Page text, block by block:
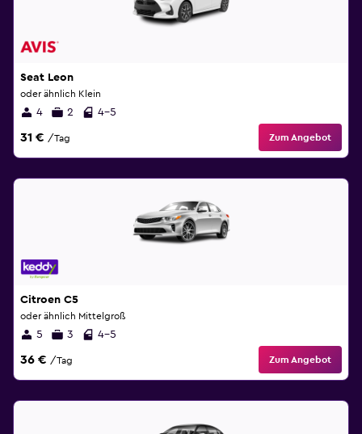
Seat Leon
oder ähnlich Klein
4 2 4-5
31 € /Tag Zum Angebot
Citroen C5
oder ähnlich Mittelgroß
5 3 4-5
36 € /Tag Zum Angebot